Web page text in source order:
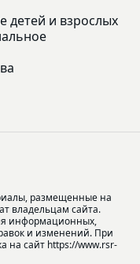
детей и взрослых
размещенные на
владельцам сайта.
информационных,
и изменений. При
на сайт https://www.rsr-